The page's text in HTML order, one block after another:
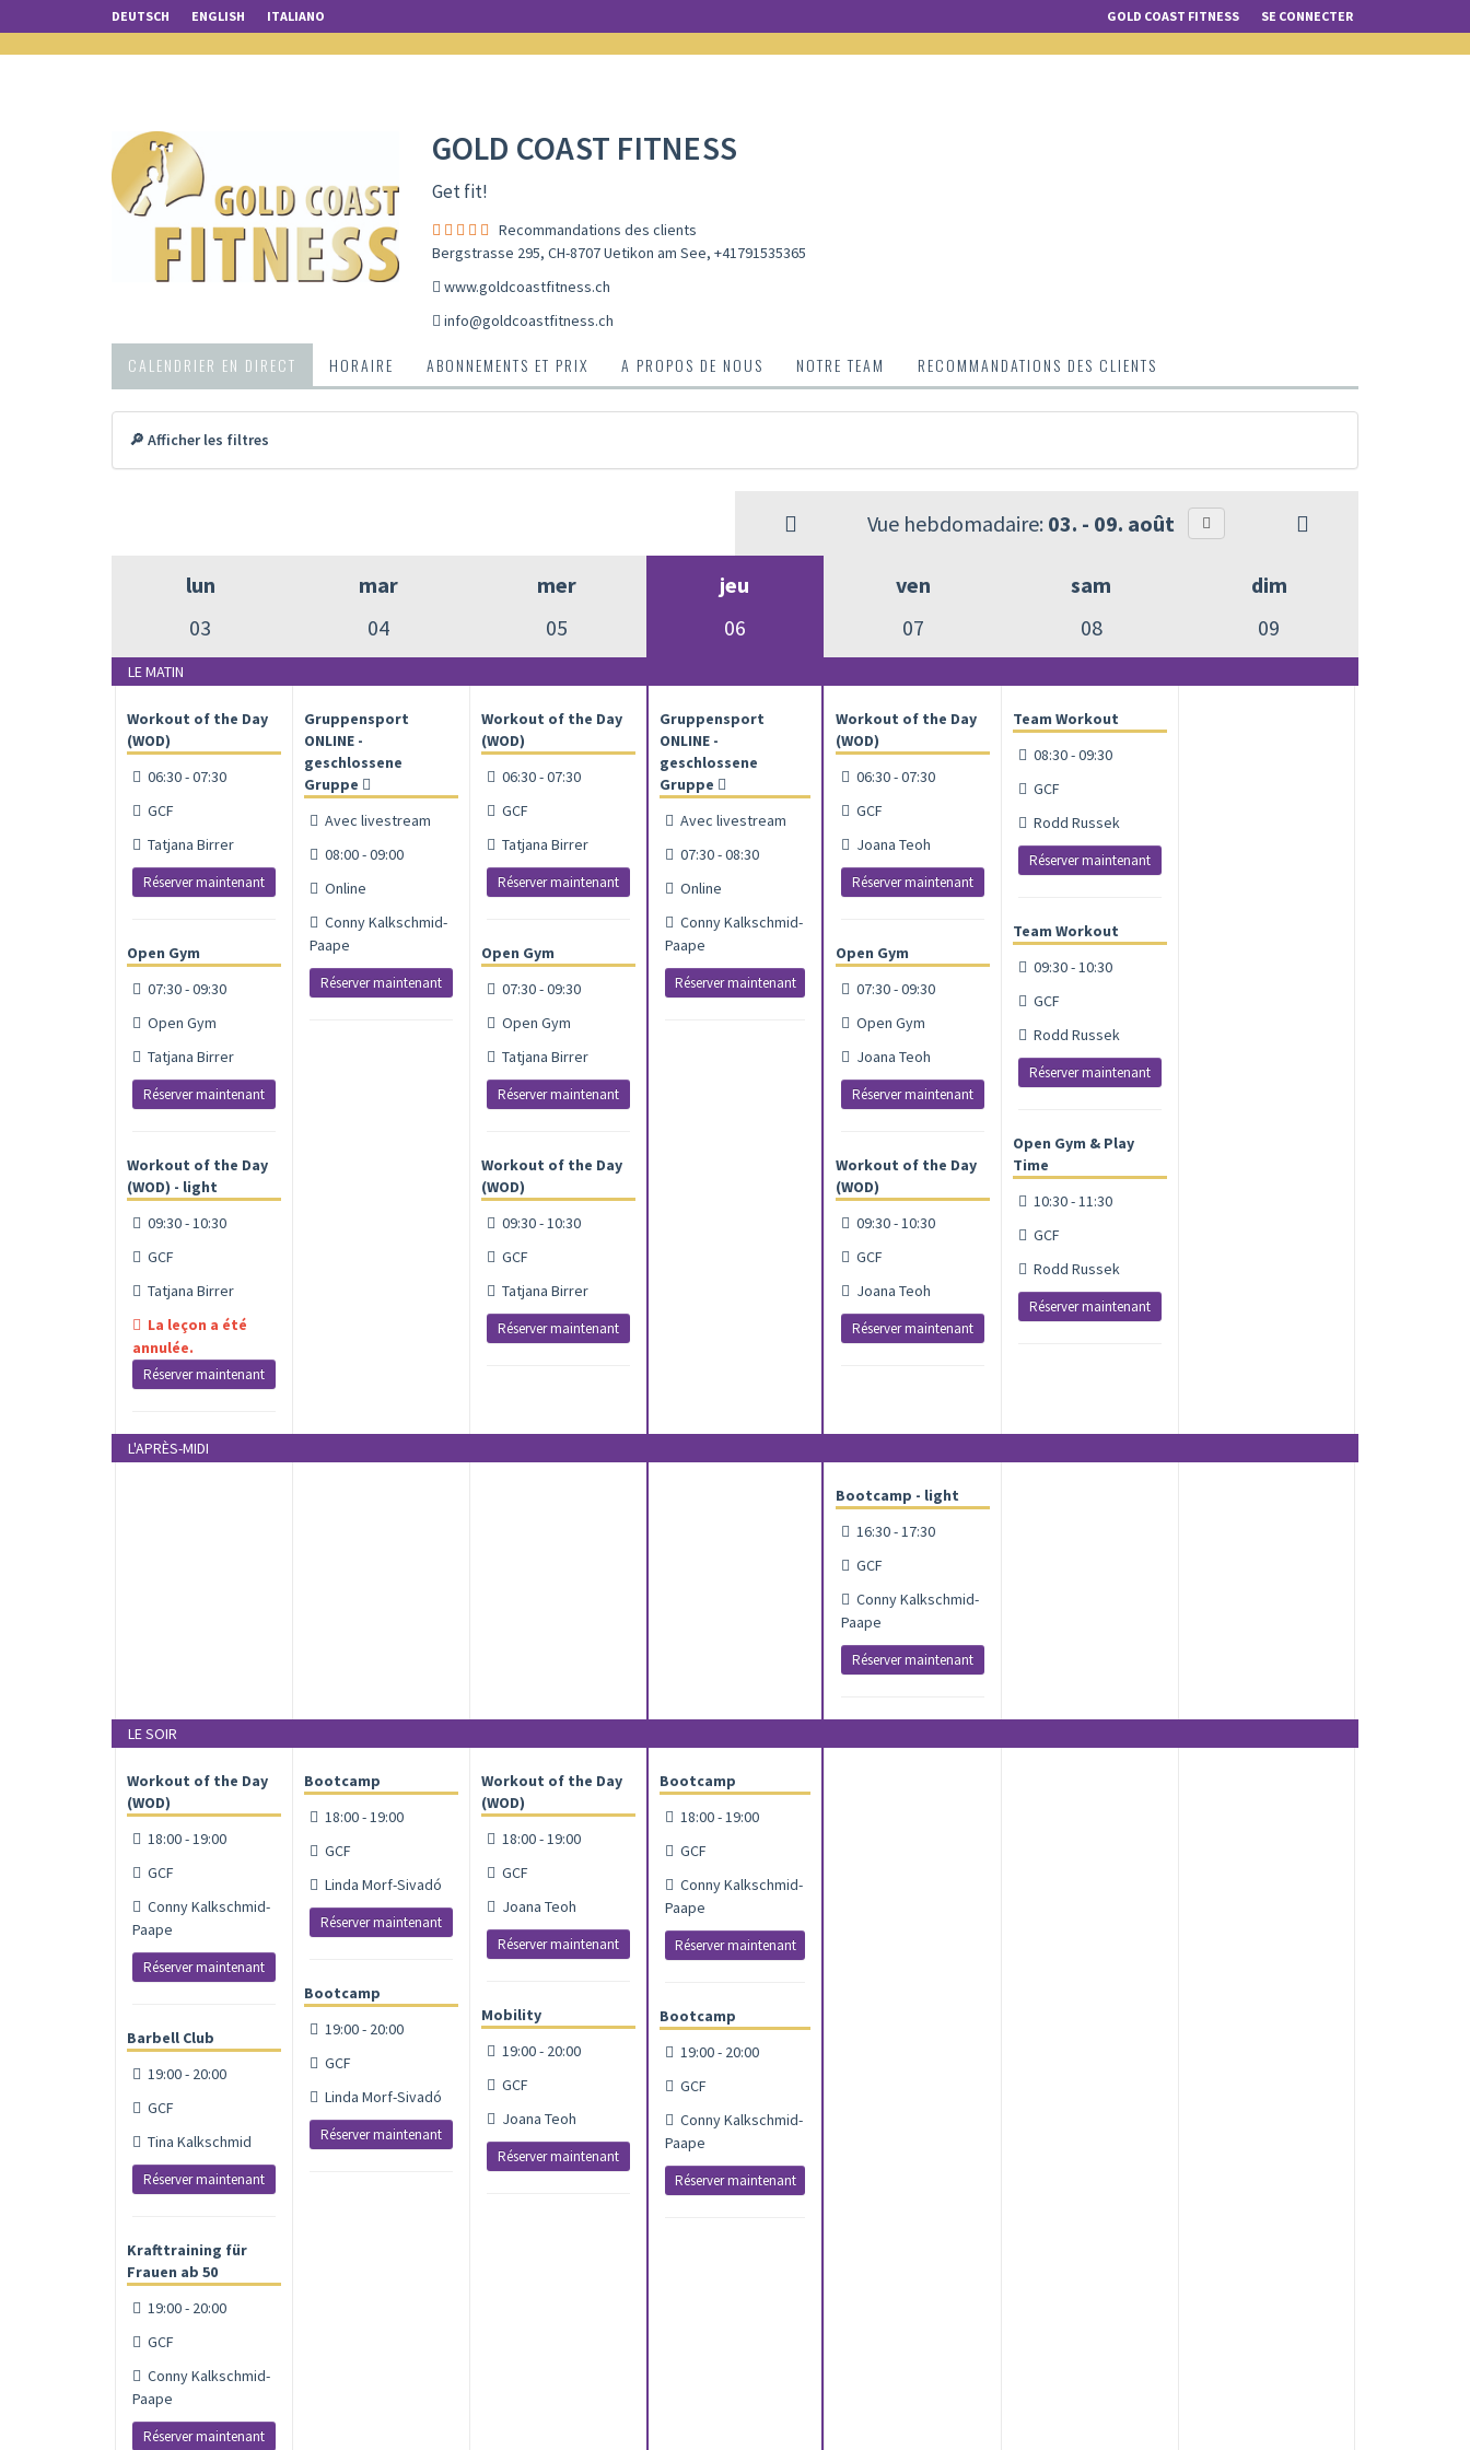
DEUTSCH ENGLISH ITALIANO GOLD COAST FITNESS SE CONNECTER
GOLD COAST FITNESS
Get fit!
Recommandations des clients
Bergstrasse 295, CH-8707 Uetikon am See, +41791535365
www.goldcoastfitness.ch
info@goldcoastfitness.ch
CALENDRIER EN DIRECT HORAIRE ABONNEMENTS ET PRIX A PROPOS DE NOUS NOTRE TEAM RECOMMANDATIONS DES CLIENTS
🔎 Afficher les filtres
Vue hebdomadaire: 03. - 09. août
lun
03
mar
04
mer
05
jeu
06
ven
07
sam
08
dim
09
LE MATIN
Workout of the Day
(WOD)
06:30 - 07:30
GCF
Tatjana Birrer
Réserver maintenant
Open Gym
07:30 - 09:30
Open Gym
Tatjana Birrer
Réserver maintenant
Workout of the Day
(WOD) - light
09:30 - 10:30
GCF
Tatjana Birrer
La leçon a été
annulée.
Réserver maintenant
Gruppensport
ONLINE -
geschlossene
Gruppe
Avec livestream
08:00 - 09:00
Online
Conny Kalkschmid-
Paape
Réserver maintenant
Workout of the Day
(WOD)
06:30 - 07:30
GCF
Tatjana Birrer
Réserver maintenant
Open Gym
07:30 - 09:30
Open Gym
Tatjana Birrer
Réserver maintenant
Workout of the Day
(WOD)
09:30 - 10:30
GCF
Tatjana Birrer
Réserver maintenant
Gruppensport
ONLINE -
geschlossene
Gruppe
Avec livestream
07:30 - 08:30
Online
Conny Kalkschmid-
Paape
Réserver maintenant
Workout of the Day
(WOD)
06:30 - 07:30
GCF
Joana Teoh
Réserver maintenant
Open Gym
07:30 - 09:30
Open Gym
Joana Teoh
Réserver maintenant
Workout of the Day
(WOD)
09:30 - 10:30
GCF
Joana Teoh
Réserver maintenant
Team Workout
08:30 - 09:30
GCF
Rodd Russek
Réserver maintenant
Team Workout
09:30 - 10:30
GCF
Rodd Russek
Réserver maintenant
Open Gym & Play
Time
10:30 - 11:30
GCF
Rodd Russek
Réserver maintenant
L'APRÈS-MIDI
Bootcamp - light
16:30 - 17:30
GCF
Conny Kalkschmid-
Paape
Réserver maintenant
LE SOIR
Workout of the Day
(WOD)
18:00 - 19:00
GCF
Conny Kalkschmid-
Paape
Réserver maintenant
Barbell Club
19:00 - 20:00
GCF
Tina Kalkschmid
Réserver maintenant
Krafttraining für
Frauen ab 50
19:00 - 20:00
GCF
Conny Kalkschmid-
Paape
Réserver maintenant
Bootcamp
18:00 - 19:00
GCF
Linda Morf-Sivadó
Réserver maintenant
Bootcamp
19:00 - 20:00
GCF
Linda Morf-Sivadó
Réserver maintenant
Workout of the Day
(WOD)
18:00 - 19:00
GCF
Joana Teoh
Réserver maintenant
Mobility
19:00 - 20:00
GCF
Joana Teoh
Réserver maintenant
Bootcamp
18:00 - 19:00
GCF
Conny Kalkschmid-
Paape
Réserver maintenant
Bootcamp
19:00 - 20:00
GCF
Conny Kalkschmid-
Paape
Réserver maintenant